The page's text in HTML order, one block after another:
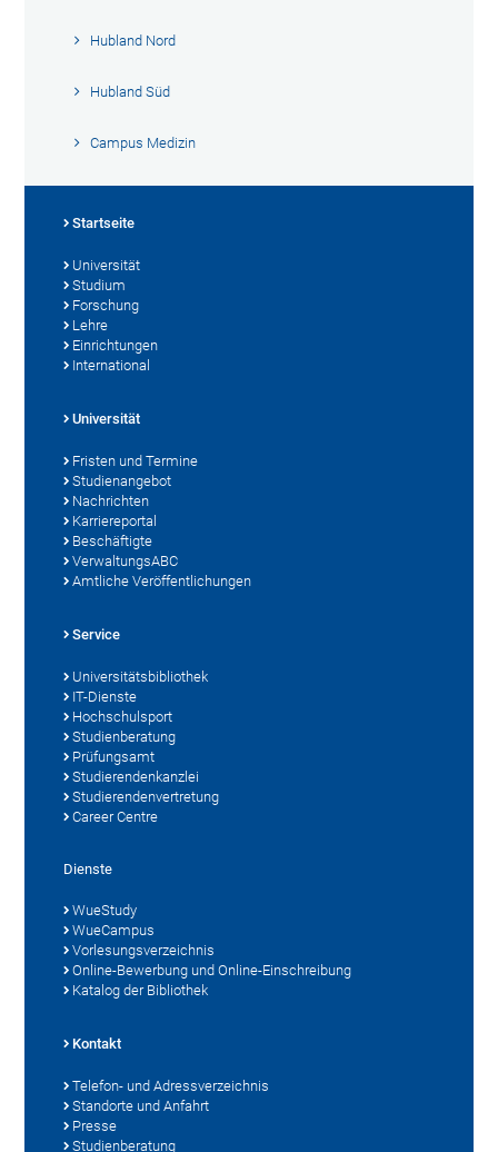
Hubland Nord
Hubland Süd
Campus Medizin
Startseite
Universität
Studium
Forschung
Lehre
Einrichtungen
International
Universität
Fristen und Termine
Studienangebot
Nachrichten
Karriereportal
Beschäftigte
VerwaltungsABC
Amtliche Veröffentlichungen
Service
Universitätsbibliothek
IT-Dienste
Hochschulsport
Studienberatung
Prüfungsamt
Studierendenkanzlei
Studierendenvertretung
Career Centre
Dienste
WueStudy
WueCampus
Vorlesungsverzeichnis
Online-Bewerbung und Online-Einschreibung
Katalog der Bibliothek
Kontakt
Telefon- und Adressverzeichnis
Standorte und Anfahrt
Presse
Studienberatung